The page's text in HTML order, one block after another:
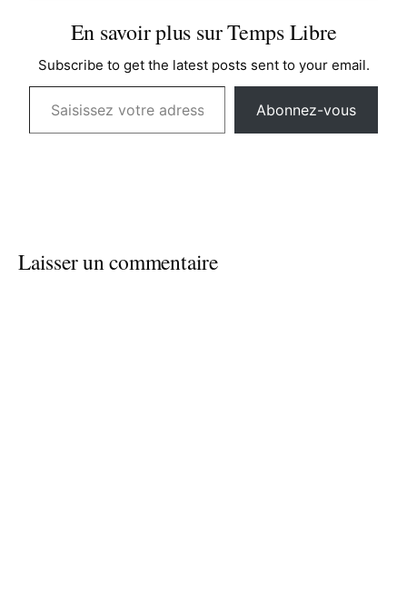
En savoir plus sur Temps Libre
Subscribe to get the latest posts sent to your email.
Saisissez votre adresse e-mail…
Abonnez-vous
Laisser un commentaire